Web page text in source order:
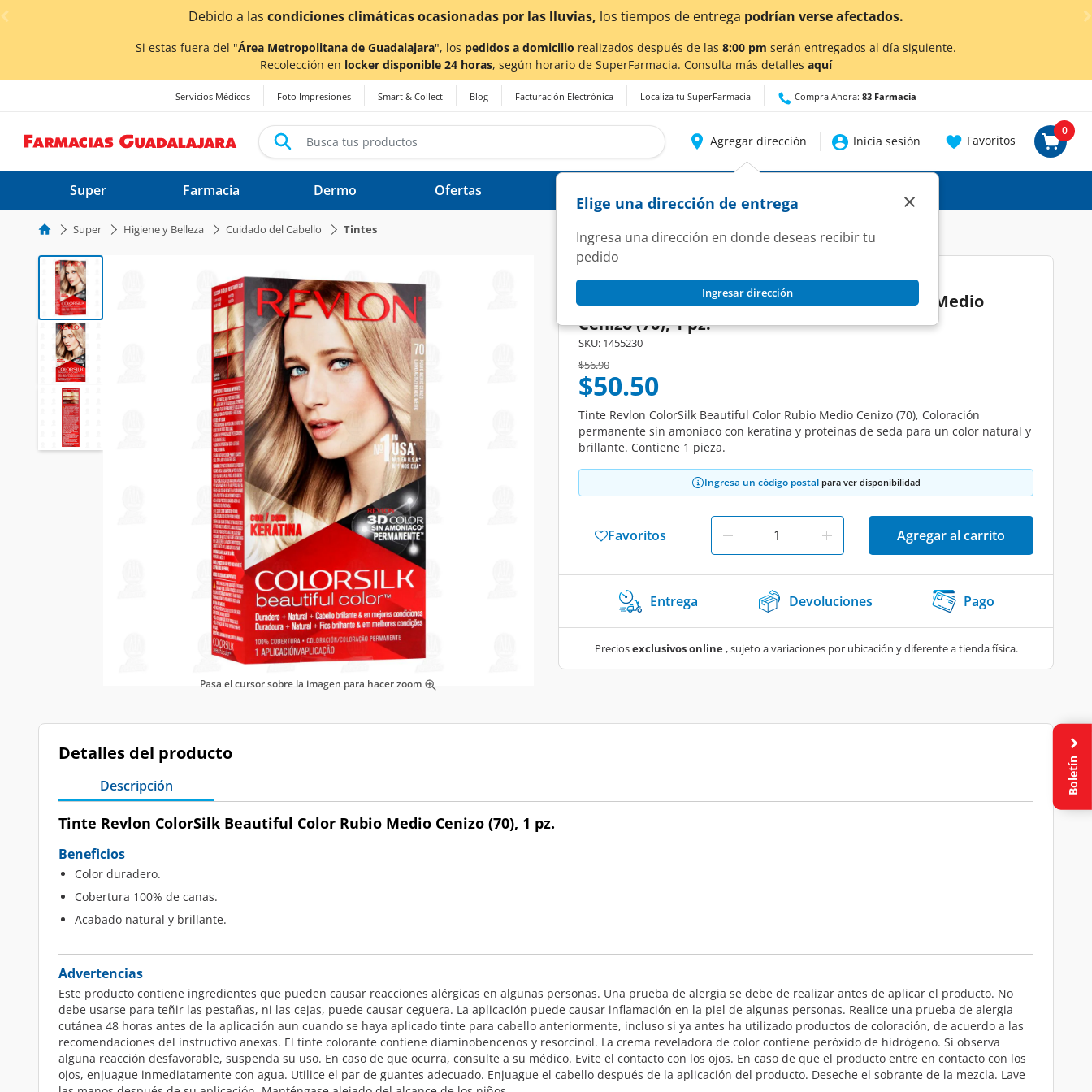
< div class="carousel-inner"> ¡Ahora también en Aguascalientes! Daclic aquípara conocer detalles.
Si estas fuera del "Área Metropolitana de Guadalajara", los pedidos a domicilio realizados después de las 8:00 pm serán entregados al día siguiente.
Recolección en locker disponible 24 horas, según horario de SuperFarmacia. Consulta más detalles aquí
Servicios Médicos Foto Impresiones Smart & Collect Blog Facturación Electrónica Localiza tu SuperFarmacia Compra Ahora: 83 Farmacia
Agregar dirección
Elige una dirección de entrega
Ingresa una dirección en donde deseas recibir tu
pedido
Ingresar dirección
×
Inicia sesión Favoritos
0
Super Farmacia Dermo Ofertas
Super Higiene y Belleza Cuidado del Cabello Tintes
Pasa el cursor sobre la imagen para hacer zoom
REVLON
Tinte Revlon ColorSilk Beautiful Color Rubio Medio
Cenizo (70), 1 pz.
SKU: 1455230
Price reduced from
$56.90to
$50.50
Tinte Revlon ColorSilk Beautiful Color Rubio Medio Cenizo (70), Coloración
permanente sin amoníaco con keratina y proteínas de seda para un color natural y
brillante. Contiene 1 pieza.
Ingresa un código postal para ver disponibilidad
Favoritos Agregar al carrito
Entrega Devoluciones Pago
Preciosexclusivos online, sujeto a variaciones por ubicación y diferente a tienda física.
Detalles del producto
Descripción
Tinte Revlon ColorSilk Beautiful Color Rubio Medio Cenizo (70), 1 pz.
Beneficios
Color duradero.
Cobertura 100% de canas.
Acabado natural y brillante.
Advertencias
Este producto contiene ingredientes que pueden causar reacciones alérgicas en algunas personas. Una prueba de alergia se debe de realizar antes de aplicar el producto. No
debe usarse para teñir las pestañas, ni las cejas, puede causar ceguera. La aplicación puede causar inflamación en la piel de algunas personas. Realice una prueba de alergia
cutánea 48 horas antes de la aplicación aun cuando se haya aplicado tinte para cabello anteriormente, incluso si ya antes ha utilizado productos de coloración, de acuerdo a las
recomendaciones del instructivo anexas. El tinte colorante contiene diaminobencenos y resorcinol. La crema reveladora de color contiene peróxido de hidrógeno. Si observa
alguna reacción desfavorable, suspenda su uso. En caso de que ocurra, consulte a su médico. Evite el contacto con los ojos. En caso de que el producto entre en contacto con los
ojos, enjuague inmediatamente con agua. Utilice el par de guantes adecuado. Enjuague el cabello después de la aplicación del producto. Deseche el sobrante de la mezcla. Lave
Boletín